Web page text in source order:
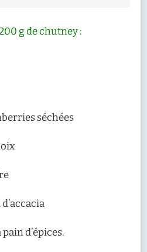
g de chutney :
séchées
pain d’épices.